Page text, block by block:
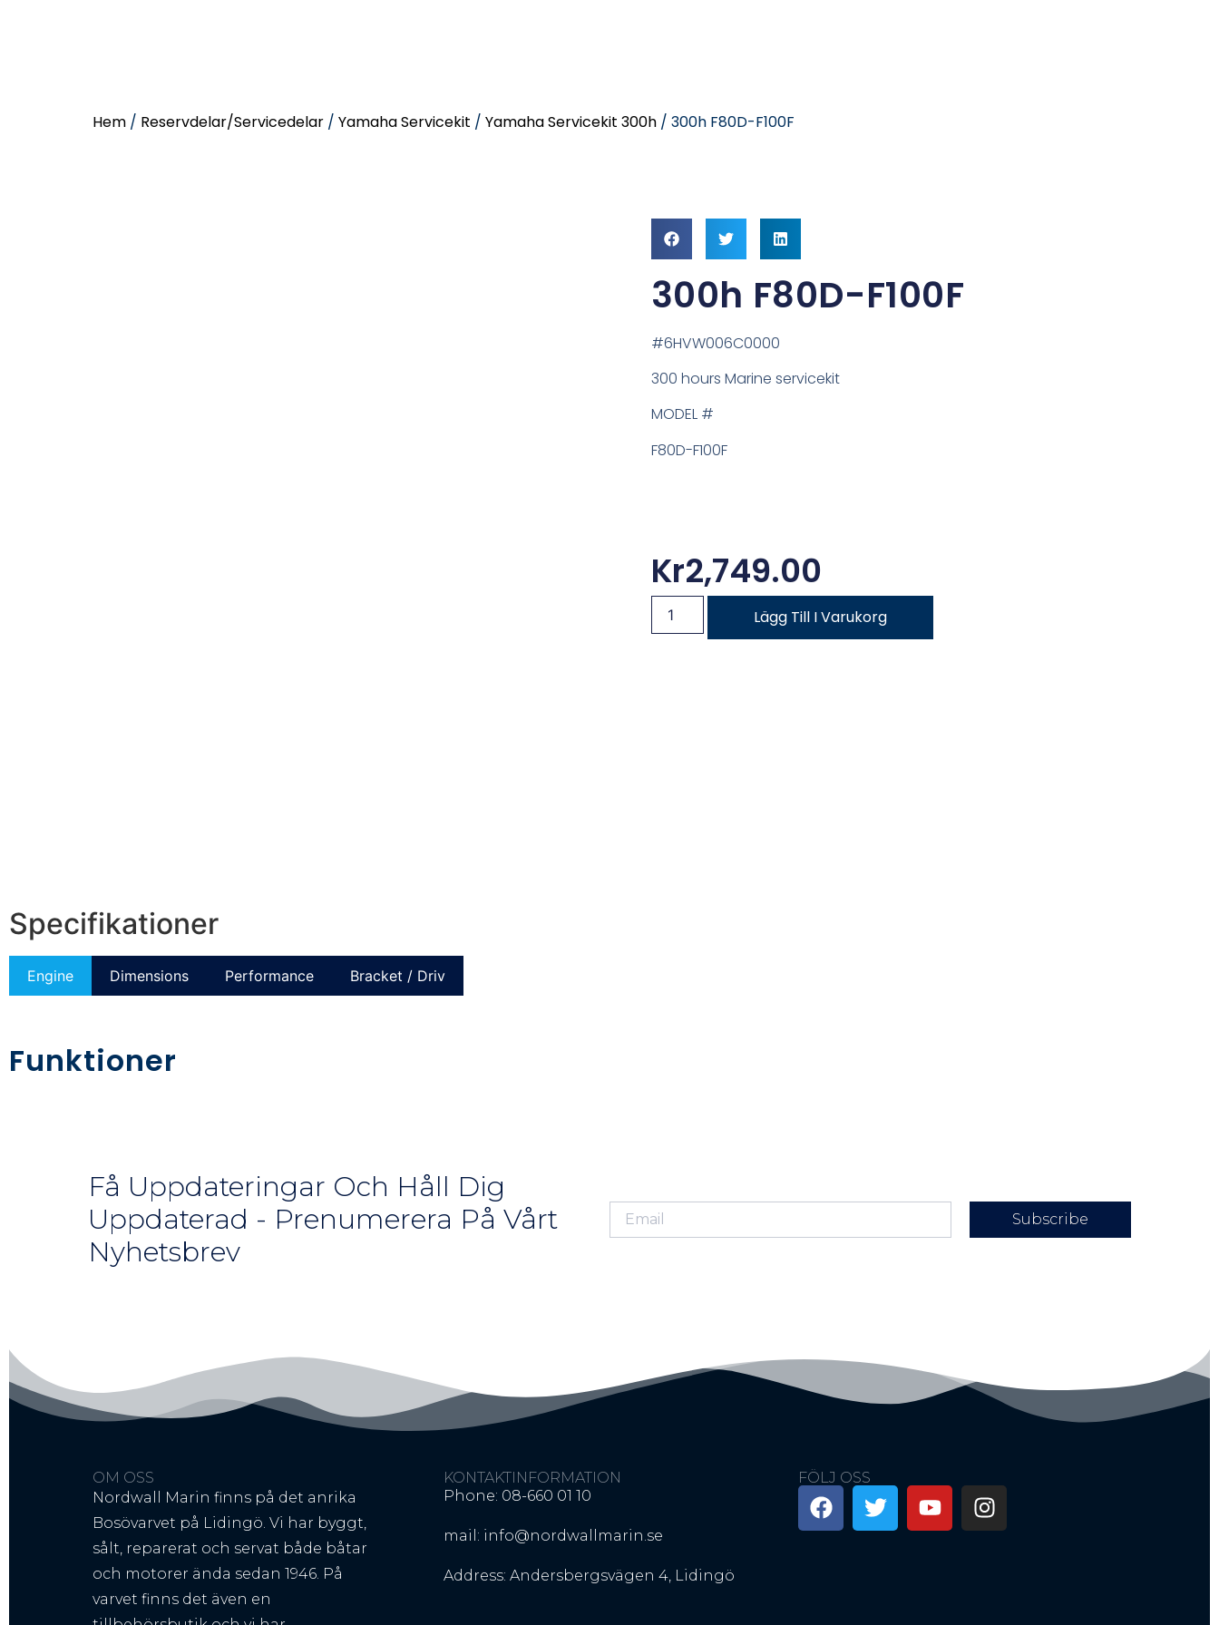
Hem / Reservdelar/Servicedelar / Yamaha Servicekit / Yamaha Servicekit 300h / 300h F80D-F100F
300h F80D-F100F
#6HVW006C0000
300 hours Marine servicekit
MODEL #
F80D-F100F
Kr2,749.00
Lägg Till I Varukorg
Specifikationer
Engine Dimensions Performance Bracket / Driv
Funktioner
Få Uppdateringar Och Håll Dig
Uppdaterad - Prenumerera På Vårt
Nyhetsbrev
Subscribe
OM OSS
Nordwall Marin finns på det anrika
Bosövarvet på Lidingö. Vi har byggt,
sålt, reparerat och servat både båtar
och motorer ända sedan 1946. På
varvet finns det även en
KONTAKTINFORMATION
Phone: 08-660 01 10
mail: info@nordwallmarin.se
Address: Andersbergsvägen 4, Lidingö
FÖLJ OSS